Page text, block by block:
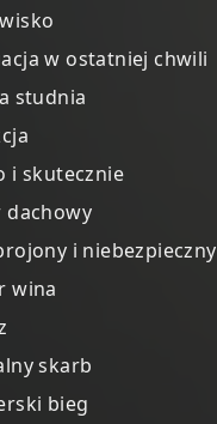
w ostatniej chwili
studnia
i skutecznie
dachowy
i niebezpieczny
wina
skarb
bieg